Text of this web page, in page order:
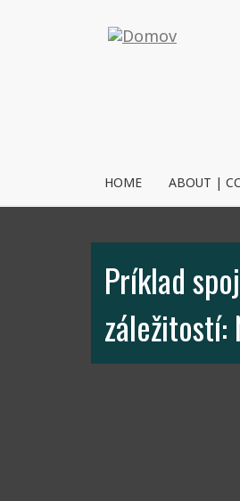
NVRM
HOME ABOUT |
Príklad
záležitostí: